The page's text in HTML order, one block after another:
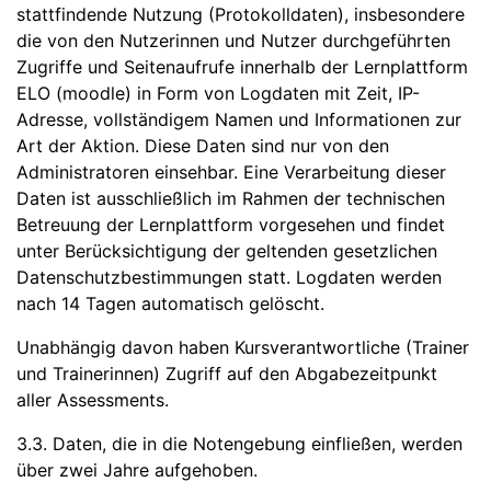
stattfindende Nutzung (Protokolldaten), insbesondere
die von den Nutzerinnen und Nutzer durchgeführten
Zugriffe und Seitenaufrufe innerhalb der Lernplattform
ELO (moodle) in Form von Logdaten mit Zeit, IP-
Adresse, vollständigem Namen und Informationen zur
Art der Aktion. Diese Daten sind nur von den
Administratoren einsehbar. Eine Verarbeitung dieser
Daten ist ausschließlich im Rahmen der technischen
Betreuung der Lernplattform vorgesehen und findet
unter Berücksichtigung der geltenden gesetzlichen
Datenschutzbestimmungen statt. Logdaten werden
nach 14 Tagen automatisch gelöscht.
Unabhängig davon haben Kursverantwortliche (Trainer
und Trainerinnen) Zugriff auf den Abgabezeitpunkt
aller Assessments.
3.3. Daten, die in die Notengebung einfließen, werden
über zwei Jahre aufgehoben.